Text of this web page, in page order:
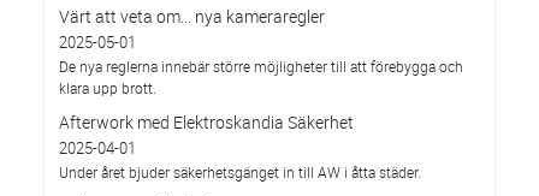
Värt att veta om... nya kameraregler
2025-05-01
De nya reglerna innebär större möjligheter till att förebygga och
klara upp brott.
Afterwork med Elektroskandia Säkerhet
2025-04-01
Under året bjuder säkerhetsgänget in till AW i åtta städer.